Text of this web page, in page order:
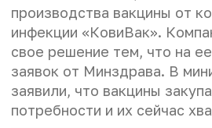
производства вакцины от
инфекции «КовиВак».
свое решение тем, что на
заявок от Минздрава. В
заявили, что вакцины
потребности и их сейчас